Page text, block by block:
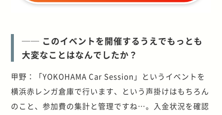
── このイベントを開催するうえでもっとも
大変なことはなんでしたか？
甲野：「YOKOHAMA Car Session」というイベントを
横浜赤レンガ倉庫で行います、という声掛けはもちろん
のこと、参加費の集計と管理ですね…。入金状況を確認